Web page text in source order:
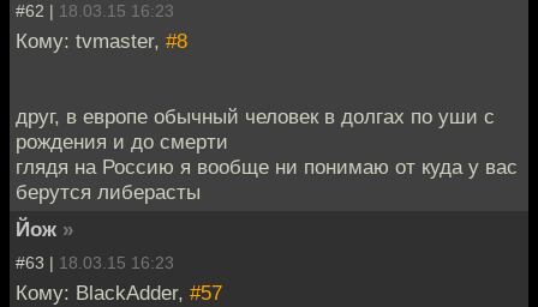
#62 | 18.03.15 16:23
Кому: tvmaster, #8
друг, в европе обычный человек в долгах по уши с
рождения и до смерти
глядя на Россию я вообще ни понимаю от куда у вас
берутся либерасты
Йож »
#63 | 18.03.15 16:23
Кому: BlackAdder, #57